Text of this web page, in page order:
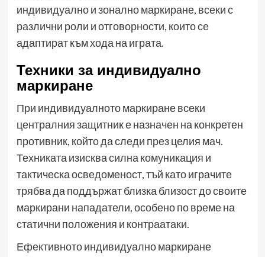
индивидуално и зонално маркиране, всеки с
различни роли и отговорности, които се
адаптират към хода на играта.
Техники за индивидуално
маркиране
При индивидуалното маркиране всеки
централния защитник е назначен на конкретен
противник, който да следи през целия мач.
Техниката изисква силна комуникация и
тактическа осведоменост, тъй като играчите
трябва да поддържат близка близост до своите
маркирани нападатели, особено по време на
статични положения и контраатаки.
Ефективното индивидуално маркиране